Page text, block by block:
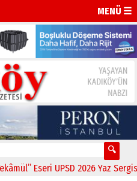
MENÜ ☰
Eseri UPSD 2026 Yaz